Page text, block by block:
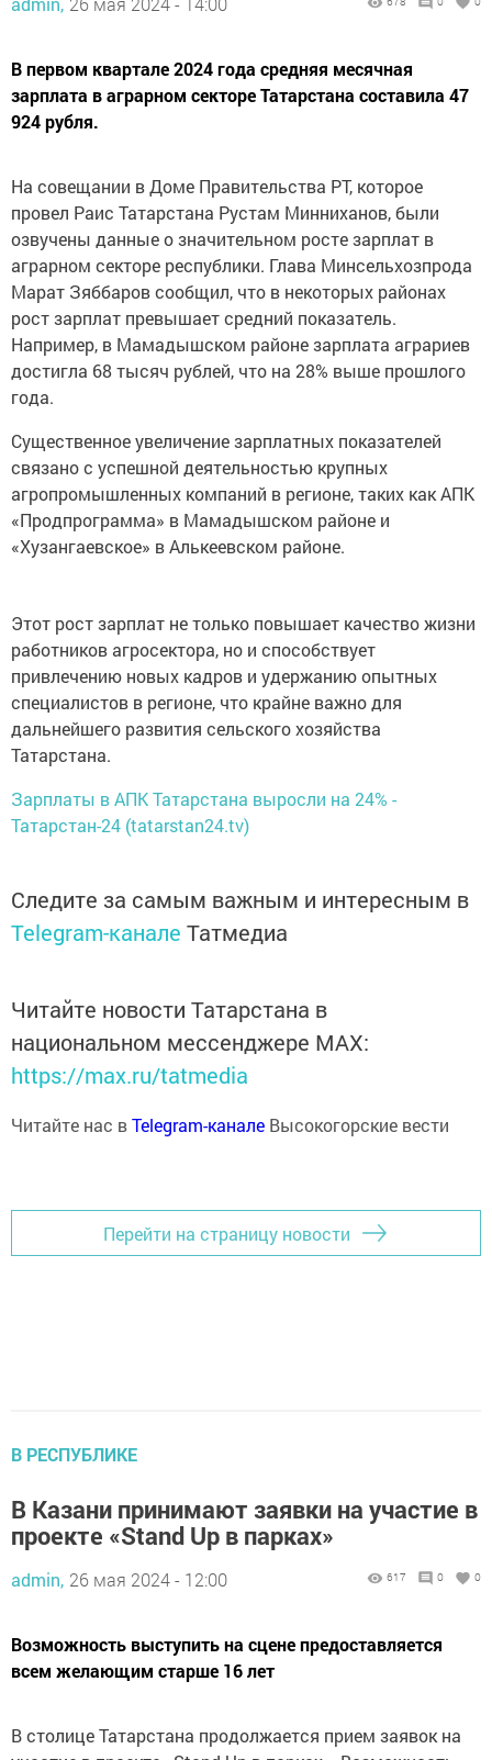
В первом квартале 2024 года средняя месячная
зарплата в аграрном секторе Татарстана составила 47
924 рубля.
На совещании в Доме Правительства РТ, которое
провел Раис Татарстана Рустам Минниханов, были
озвучены данные о значительном росте зарплат в
аграрном секторе республики. Глава Минсельхозпрода
Марат Зяббаров сообщил, что в некоторых районах
рост зарплат превышает средний показатель.
Например, в Мамадышском районе зарплата аграриев
достигла 68 тысяч рублей, что на 28% выше прошлого
года.
Существенное увеличение зарплатных показателей
связано с успешной деятельностью крупных
агропромышленных компаний в регионе, таких как АПК
«Продпрограмма» в Мамадышском районе и
«Хузангаевское» в Алькеевском районе.
Этот рост зарплат не только повышает качество жизни
работников агросектора, но и способствует
привлечению новых кадров и удержанию опытных
специалистов в регионе, что крайне важно для
дальнейшего развития сельского хозяйства
Татарстана.
Зарплаты в АПК Татарстана выросли на 24% -
Татарстан-24 (tatarstan24.tv)
Следите за самым важным и интересным в
Telegram-канале Татмедиа
Читайте новости Татарстана в
национальном мессенджере MАХ:
https://max.ru/tatmedia
Читайте нас вTelegram-канале Высокогорские вести
Перейти на страницу новости
В РЕСПУБЛИКЕ
В Казани принимают заявки на участие в
проекте «Stand Up в парках»
admin, 26 мая 2024 - 12:00 617 0 0
Возможность выступить на сцене предоставляется
всем желающим старше 16 лет
В столице Татарстана продолжается прием заявок на